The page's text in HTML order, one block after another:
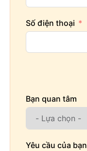
Số điện thoại
Bạn quan tâm
Yêu cầu của bạn